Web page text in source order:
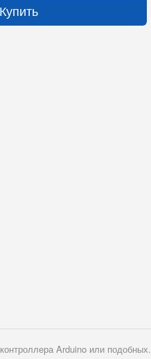
Купить
Arduino или подобных.